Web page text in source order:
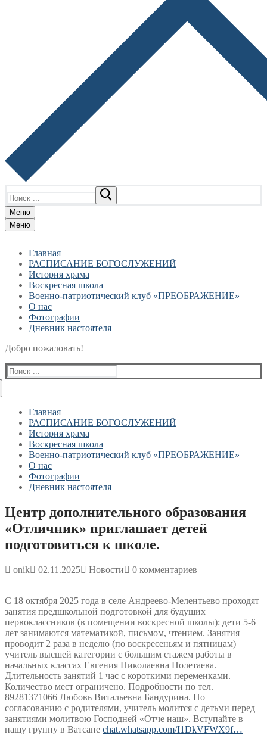
Меню
Меню
Главная
РАСПИСАНИЕ БОГОСЛУЖЕНИЙ
История храма
Воскресная школа
Военно-патриотический клуб «ПРЕОБРАЖЕНИЕ»
О нас
Фотографии
Дневник настоятеля
Добро пожаловать!
Найти:
Главная
РАСПИСАНИЕ БОГОСЛУЖЕНИЙ
История храма
Воскресная школа
Военно-патриотический клуб «ПРЕОБРАЖЕНИЕ»
О нас
Фотографии
Дневник настоятеля
Центр дополнительного образования
«Отличник» приглашает детей
подготовиться к школе.
onik 02.11.2025 Новости 0 комментариев
С 18 октября 2025 года в селе Андреево-Мелентьево проходят
занятия предшкольной подготовкой для будущих
первоклассников (в помещении воскресной школы): дети 5-6
лет занимаются математикой, письмом, чтением. Занятия
проводит 2 раза в неделю (по воскресеньям и пятницам)
учитель высшей категории с большим стажем работы в
начальных классах Евгения Николаевна Полетаева.
Длительность занятий 1 час с короткими переменками.
Количество мест ограничено. Подробности по тел.
89281371066 Любовь Витальевна Бандурина. По
согласованию с родителями, учитель молится с детьми перед
занятиями молитвою Господней «Отче наш». Вступайте в
нашу группу в Ватсапе chat.whatsapp.com/I1DkVFWX9f…